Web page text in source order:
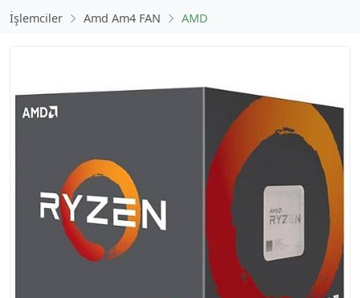
İşlemciler
Amd Am4 FAN AMD